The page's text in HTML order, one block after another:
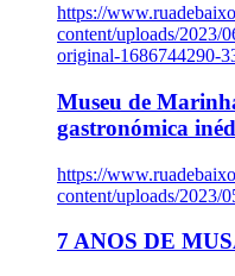
https://
content/uploads/2023/
original-1686744290-
Museu de
gastronómica
https://
content/uploads/2023/
7 ANOS DE